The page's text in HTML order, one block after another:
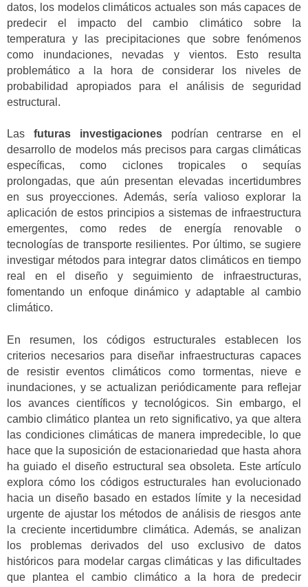
datos, los modelos climáticos actuales son más capaces de
predecir el impacto del cambio climático sobre la
temperatura y las precipitaciones que sobre fenómenos
como inundaciones, nevadas y vientos. Esto resulta
problemático a la hora de considerar los niveles de
probabilidad apropiados para el análisis de seguridad
estructural.
Las futuras investigacionespodrían centrarse en el
desarrollo de modelos más precisos para cargas climáticas
específicas, como ciclones tropicales o sequías
prolongadas, que aún presentan elevadas incertidumbres
en sus proyecciones. Además, sería valioso explorar la
aplicación de estos principios a sistemas de infraestructura
emergentes, como redes de energía renovable o
tecnologías de transporte resilientes. Por último, se sugiere
investigar métodos para integrar datos climáticos en tiempo
real en el diseño y seguimiento de infraestructuras,
fomentando un enfoque dinámico y adaptable al cambio
climático.
En resumen, los códigos estructurales establecen los
criterios necesarios para diseñar infraestructuras capaces
de resistir eventos climáticos como tormentas, nieve e
inundaciones, y se actualizan periódicamente para reflejar
los avances científicos y tecnológicos. Sin embargo, el
cambio climático plantea un reto significativo, ya que altera
las condiciones climáticas de manera impredecible, lo que
hace que la suposición de estacionariedad que hasta ahora
ha guiado el diseño estructural sea obsoleta. Este artículo
explora cómo los códigos estructurales han evolucionado
hacia un diseño basado en estados límite y la necesidad
urgente de ajustar los métodos de análisis de riesgos ante
la creciente incertidumbre climática. Además, se analizan
los problemas derivados del uso exclusivo de datos
históricos para modelar cargas climáticas y las dificultades
que plantea el cambio climático a la hora de predecir